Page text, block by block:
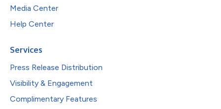
Media Center
Help Center
Services
Press Release Distribution
Visibility & Engagement
Complimentary Features